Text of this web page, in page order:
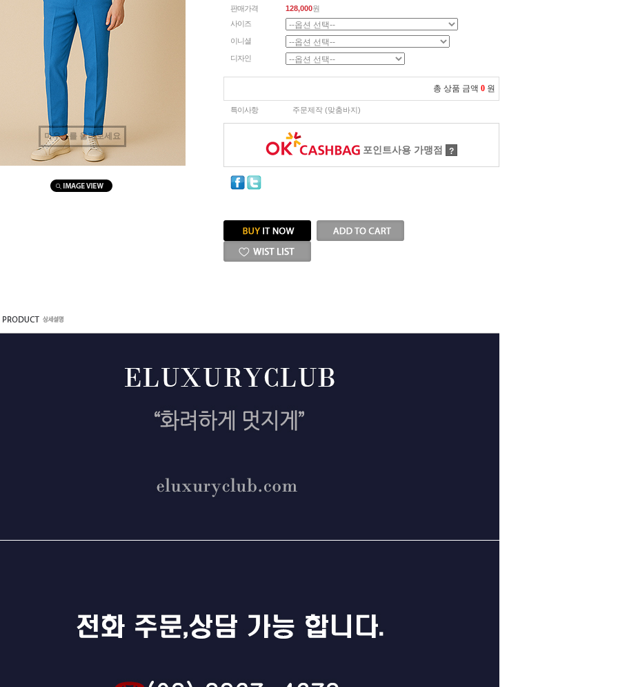
마우스를 올려보세요
판매가격
128,000원
사이즈
이니셜
디자인
총 상품 금액 0 원
특이사항 주문제작 (맞춤바지)
포인트사용 가맹점 ?